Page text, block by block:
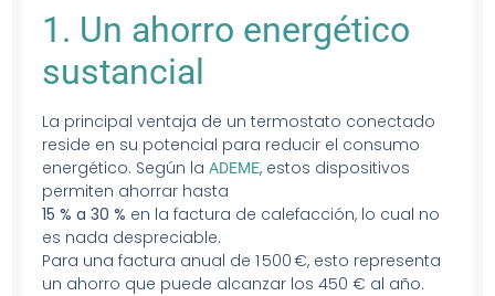
1. Un ahorro energético
sustancial
La principal ventaja de un termostato conectado
reside en su potencial para reducir el consumo
energético. Según laADEME, estos dispositivos
permiten ahorrar hasta
15 % a 30 % en la factura de calefacción, lo cual no
es nada despreciable.
Para una factura anual de 1 500 €, esto representa
un ahorro que puede alcanzar los 450 € al año.